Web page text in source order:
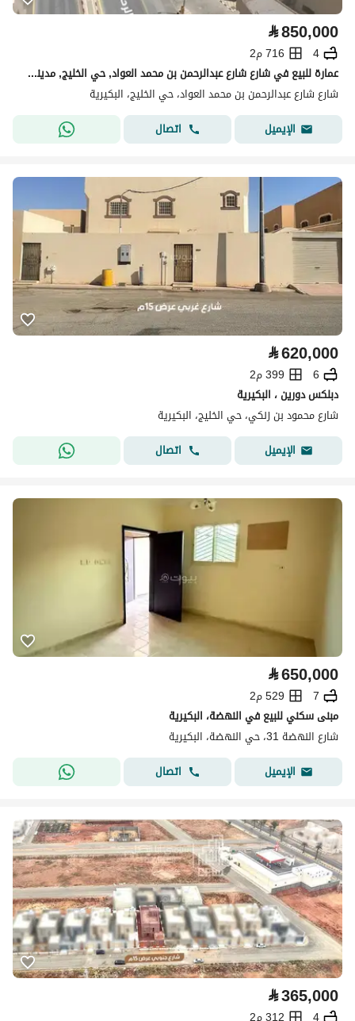
⃁850,000
4
716 م2
عمارة للبيع في شارع شارع عبدالرحمن بن محمد العواد, حي الخليج, مدينة البكيرية, منطقة القصيم
شارع شارع عبدالرحمن بن محمد العواد، حي الخليج، البكيرية
الإيميل
اتصال
⃁620,000
6
399 م2
دبلكس دورين ، البكيرية
شارع محمود بن زنكي، حي الخليج، البكيرية
الإيميل
اتصال
⃁650,000
7
529 م2
مبنى سكني للبيع في النهضة، البكيرية
شارع النهضة 31، حي النهضة، البكيرية
الإيميل
اتصال
⃁365,000